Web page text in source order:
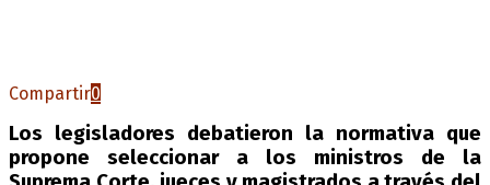
Compartir0
Los legisladores debatieron la normativa que
propone seleccionar a los ministros de la